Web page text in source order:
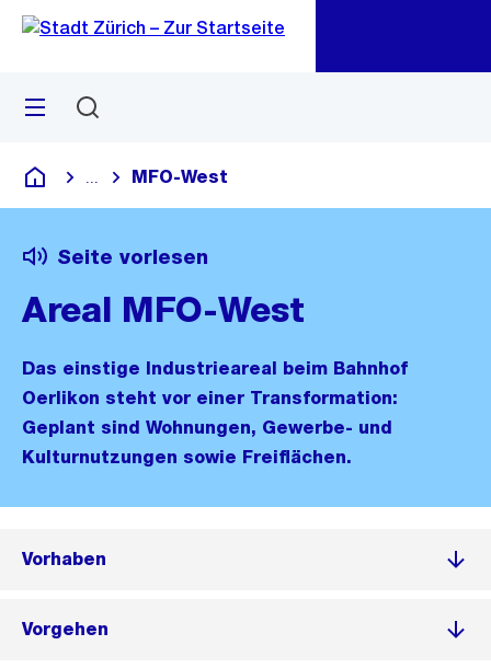
Navigation
Sprunglink
Menü
Deutsch
Blende alle Breadcrumbs ein
MFO-West
Seite vorlesen
Areal MFO-West
Das einstige Industrieareal beim Bahnhof
Oerlikon steht vor einer Transformation:
Geplant sind Wohnungen, Gewerbe- und
Kulturnutzungen sowie Freiflächen.
Vorhaben
Vorgehen